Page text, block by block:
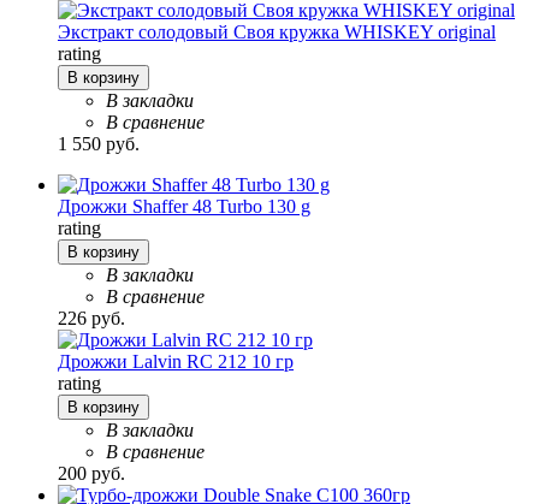
Экстракт солодовый Своя кружка WHISKEY original
rating
В корзину
В закладки
В сравнение
1 550 руб.
Дрожжи Shaffer 48 Turbo 130 g
rating
В корзину
В закладки
В сравнение
226 руб.
Дрожжи Lalvin RC 212 10 гр
rating
В корзину
В закладки
В сравнение
200 руб.